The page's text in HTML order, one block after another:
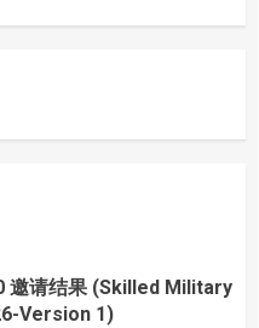
邀请结果 (Skilled Military
Version 1)